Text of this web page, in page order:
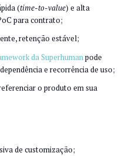
(time-to-value) e alta
para contrato;
retenção estável;
da Superhumanpode
e recorrência de uso;
o produto em sua
de customização;